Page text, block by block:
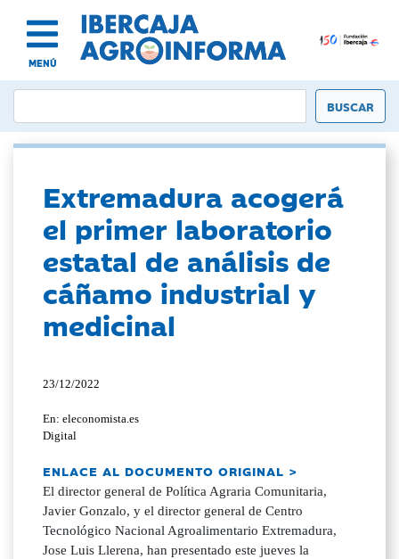
MENÚ
Extremadura acogerá
el primer laboratorio
estatal de análisis de
cáñamo industrial y
medicinal
23/12/2022
En: eleconomista.es
Digital
ENLACE AL DOCUMENTO ORIGINAL >
El director general de Política Agraria Comunitaria,
Javier Gonzalo, y el director general de Centro
Tecnológico Nacional Agroalimentario Extremadura,
Jose Luis Llerena, han presentado este jueves la